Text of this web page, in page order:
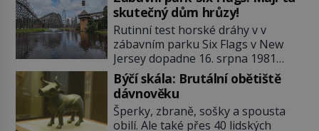
vnímat v kontextu jeho postavení i
doby, ve které žil. Máme však nyní
rozbít tuto obecně přijímanou
pravdu na padrť a prohlásit, že to
byl jen životem unavený a drogou
ovládaný muž? Marcus Aurelius byl
zastáncem stoicismu, učení, […]
skutečný dům hrůzy!
Rutinní test horské dráhy v v
zábavním parku Six Flags v New
Jersey dopadne 16. srpna 1981
katastrofou. 20letý technik Scott
Tyler se zřítí na zem! Zranění jsou
neslučitelná se životem. „Nepoužil
bezpečnostní zábranu,“ osvětlí
Býčí skála: Brutální obětiště
dávnověku
Šperky, zbraně, sošky a spousta
obilí. Ale také přes 40 lidských